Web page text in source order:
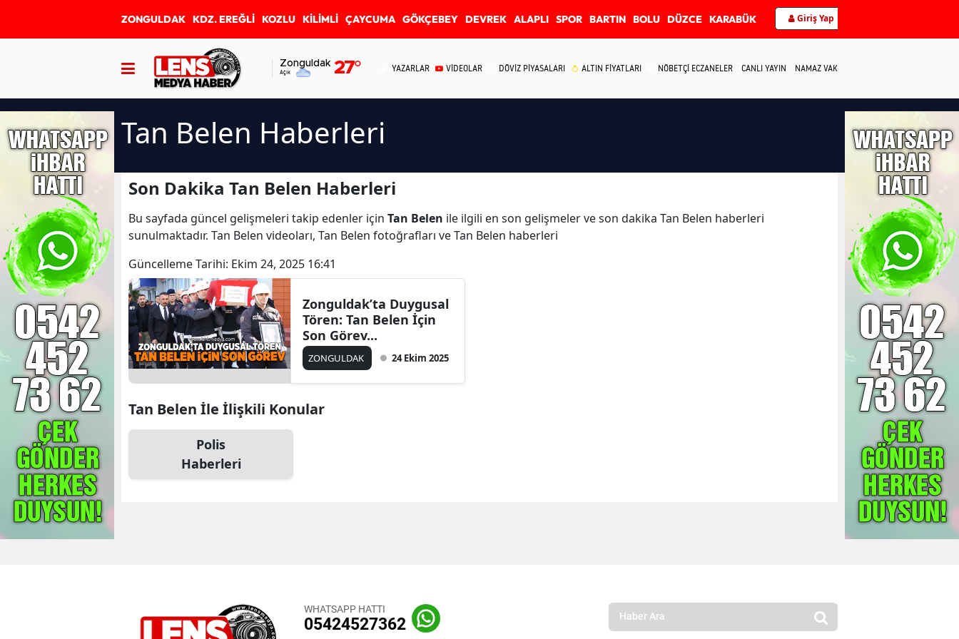
ZONGULDAK KDZ. EREĞLİ KOZLU KİLİMLİ ÇAYCUMA GÖKÇEBEY DEVREK ALAPLI SPOR BARTIN BOLU DÜZCE KARABÜK Giriş Yap
Zonguldak
Açık 27° YAZARLAR VİDEOLAR DÖVİZ PİYASALARI ALTIN FİYATLARI NÖBETÇİ ECZANELER CANLI YAYIN NAMAZ VAKİTLERİ
Tan Belen Haberleri
Son Dakika Tan Belen Haberleri
Bu sayfada güncel gelişmeleri takip edenler için Tan Belen ile ilgili en son gelişmeler ve son dakika Tan Belen haberleri
sunulmaktadır. Tan Belen videoları, Tan Belen fotoğrafları ve Tan Belen haberleri
Güncelleme Tarihi: Ekim 24, 2025 16:41
Zonguldak’ta Duygusal
Tören: Tan Belen İçin
Son Görev...
ZONGULDAK 24 Ekim 2025
Tan Belen İle İlişkili Konular
Polis
Haberleri
WHATSAPP HATTI
05424527362